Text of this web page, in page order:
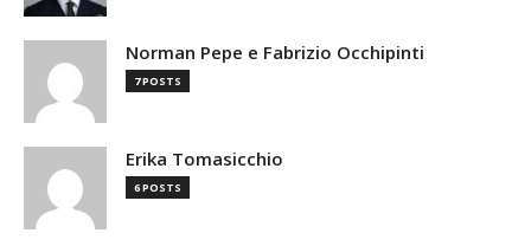
Norman Pepe e Fabrizio Occhipinti
7 POSTS
Erika Tomasicchio
6 POSTS